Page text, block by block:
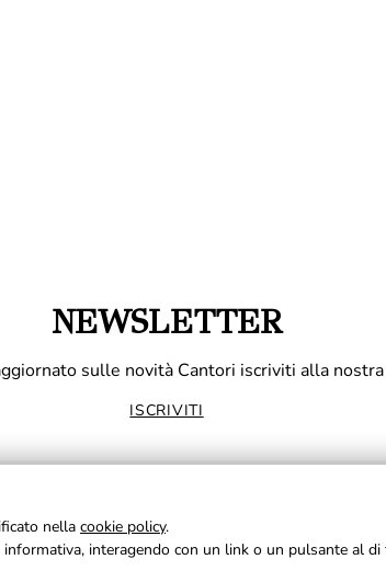
NEWSLETTER
sulle novità Cantori iscriviti alla
ISCRIVITI
nella cookie policy.
interagendo con un link o un pulsante al